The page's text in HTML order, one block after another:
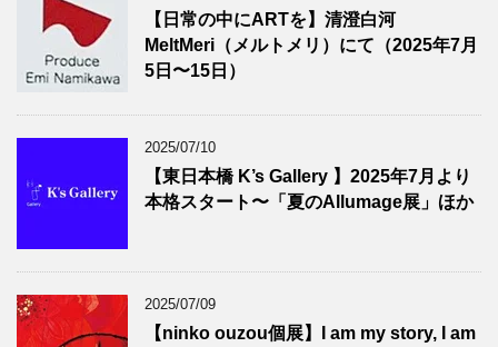
【日常の中にARTを】清澄白河
MeltMeri（メルトメリ）にて（2025年7月
5日〜15日）
2025/07/10
【東日本橋 K’s Gallery 】2025年7月より
本格スタート〜「夏のAllumage展」ほか
2025/07/09
【ninko ouzou個展】I am my story, I am